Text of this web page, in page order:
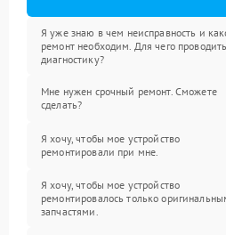
Я уже знаю в чем неисправность и
ремонт необходим. Для чего проводить
диагностику?
Мне нужен срочный ремонт. Сможете
сделать?
Я хочу, чтобы мое устройство
ремонтировали при мне.
Я хочу, чтобы мое устройство
ремонтировалось только
запчастями.